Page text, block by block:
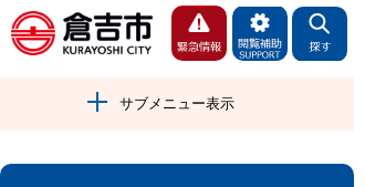
サブメニュー表示